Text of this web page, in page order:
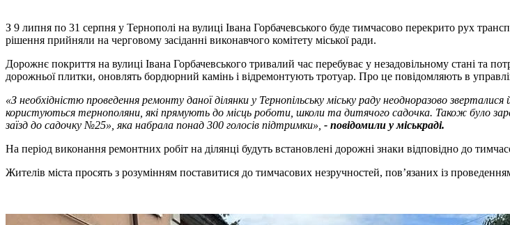
З 9 липня по 31 серпня у Тернополі на вулиці Івана Горбачевського буде тимчасово перекрито рух
рішення прийняли на черговому засіданні виконавчого комітету міської ради.
Дорожнє покриття на вулиці Івана Горбачевського тривалий час перебуває у незадовільному стані та
дорожньої плитки, оновлять бордюрний камінь і відремонтують тротуар. Про це повідомляють в
«З необхідністю проведення ремонту даної ділянки у Тернопільську міську раду неодноразово
користуються тернополяни, які прямують до місць роботи, школи та дитячого садочка. Також було
заїзд до садочку №25», яка набрала понад 300 голосів підтримки», - повідомили у міськраді.
На період виконання ремонтних робіт на ділянці будуть встановлені дорожні знаки відповідно до
Жителів міста просять з розумінням поставитися до тимчасових незручностей, пов’язаних із